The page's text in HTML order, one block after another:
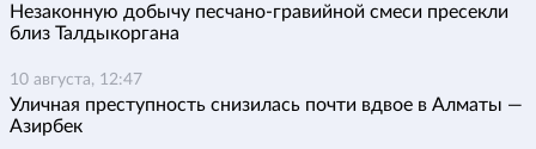
Незаконную добычу песчано-гравийной смеси пресекли
близ Талдыкоргана
10 августа, 12:47
Уличная преступность снизилась почти вдвое в Алматы —
Азирбек